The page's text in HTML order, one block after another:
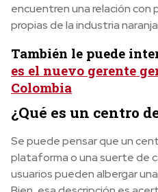
encuentren una relación con
propias de la industria
También le puede
es el nuevo gerente
Colombia
¿Qué es un centro
Se puede pensar que un
plataforma o una suerte de
usuarios pueden albergar